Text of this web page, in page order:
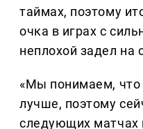
таймах, поэтому
очка в играх с
неплохой задел на
«Мы понимаем, что
лучше, поэтому
следующих матчах